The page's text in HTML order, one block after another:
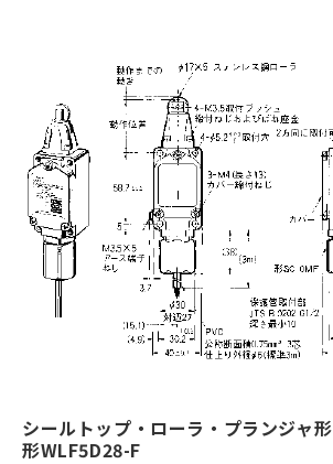
シールトップ・ローラ・プランジャ形
形WLF5D28-F